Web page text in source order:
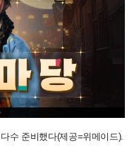
수 준비했다(제공=위메이드).